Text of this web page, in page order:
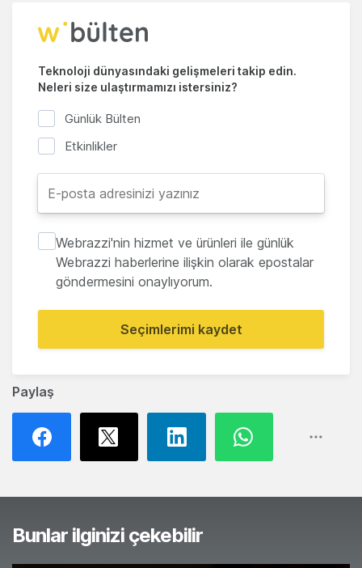
Paylaş
Teknoloji dünyasındaki gelişmeleri takip edin.
Neleri size ulaştırmamızı istersiniz?
Günlük Bülten
Etkinlikler
Webrazzi'nin hizmet ve ürünleri ile günlük
Webrazzi haberlerine ilişkin olarak epostalar
göndermesini onaylıyorum.
Seçimlerimi kaydet
Bunlar ilginizi çekebilir